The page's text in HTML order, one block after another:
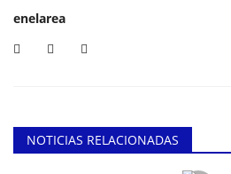
enelarea
NOTICIAS RELACIONADAS